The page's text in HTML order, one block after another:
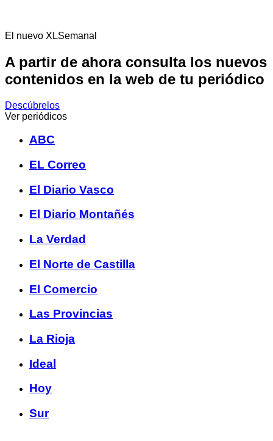
El nuevo XLSemanal
A partir de ahora consulta los nuevos
contenidos en la web de tu periódico
Descúbrelos
Ver periódicos
ABC
EL Correo
El Diario Vasco
El Diario Montañés
La Verdad
El Norte de Castilla
El Comercio
Las Provincias
La Rioja
Ideal
Hoy
Sur